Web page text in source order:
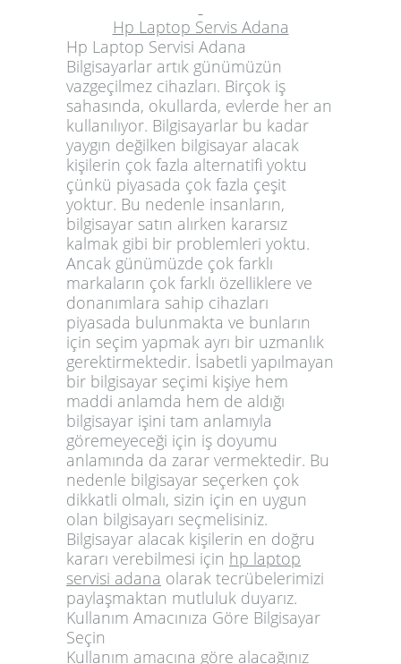
Hp Laptop Servis Adana
Hp Laptop Servisi Adana
Bilgisayarlar artık günümüzün
vazgeçilmez cihazları. Birçok iş
sahasında, okullarda, evlerde her an
kullanılıyor. Bilgisayarlar bu kadar
yaygın değilken bilgisayar alacak
kişilerin çok fazla alternatifi yoktu
çünkü piyasada çok fazla çeşit
yoktur. Bu nedenle insanların,
bilgisayar satın alırken kararsız
kalmak gibi bir problemleri yoktu.
Ancak günümüzde çok farklı
markaların çok farklı özelliklere ve
donanımlara sahip cihazları
piyasada bulunmakta ve bunların
için seçim yapmak ayrı bir uzmanlık
gerektirmektedir. İsabetli yapılmayan
bir bilgisayar seçimi kişiye hem
maddi anlamda hem de aldığı
bilgisayar işini tam anlamıyla
göremeyeceği için iş doyumu
anlamında da zarar vermektedir. Bu
nedenle bilgisayar seçerken çok
dikkatli olmalı, sizin için en uygun
olan bilgisayarı seçmelisiniz.
Bilgisayar alacak kişilerin en doğru
kararı verebilmesi için hp laptop
servisi adana olarak tecrübelerimizi
paylaşmaktan mutluluk duyarız.
Kullanım Amacınıza Göre Bilgisayar
Seçin
Kullanım amacına göre alacağınız